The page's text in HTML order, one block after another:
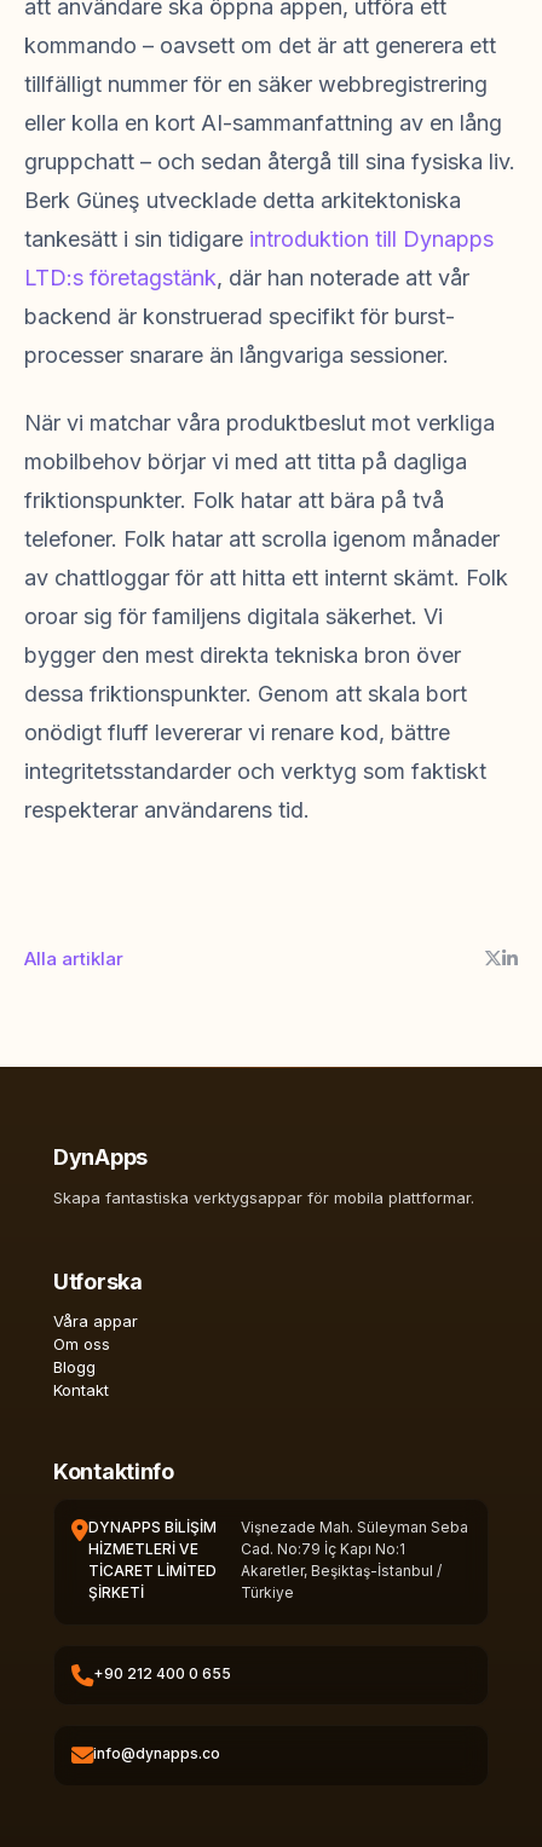
att användare ska öppna appen, utföra ett
kommando – oavsett om det är att generera ett
tillfälligt nummer för en säker webbregistrering
eller kolla en kort AI-sammanfattning av en lång
gruppchatt – och sedan återgå till sina fysiska liv.
Berk Güneş utvecklade detta arkitektoniska
tankesätt i sin tidigare introduktion till Dynapps
LTD:s företagstänk, där han noterade att vår
backend är konstruerad specifikt för burst-
processer snarare än långvariga sessioner.
När vi matchar våra produktbeslut mot verkliga
mobilbehov börjar vi med att titta på dagliga
friktionspunkter. Folk hatar att bära på två
telefoner. Folk hatar att scrolla igenom månader
av chattloggar för att hitta ett internt skämt. Folk
oroar sig för familjens digitala säkerhet. Vi
bygger den mest direkta tekniska bron över
dessa friktionspunkter. Genom att skala bort
onödigt fluff levererar vi renare kod, bättre
integritetsstandarder och verktyg som faktiskt
respekterar användarens tid.
Alla artiklar
DynApps
Skapa fantastiska verktygsappar för mobila plattformar.
Utforska
Våra appar
Om oss
Blogg
Kontakt
Kontaktinfo
DYNAPPS BİLİŞİM
HİZMETLERİ VE
TİCARET LİMİTED
ŞİRKETİ
Vişnezade Mah. Süleyman Seba
Cad. No:79 İç Kapı No:1
Akaretler, Beşiktaş-İstanbul /
Türkiye
+90 212 400 0 655
info@dynapps.co